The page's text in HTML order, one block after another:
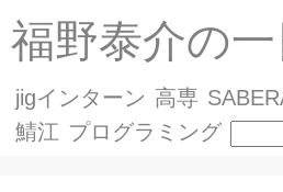
福野泰介の一
jigインターン 高専
鯖江 プログラミング